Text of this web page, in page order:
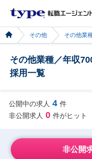
その他 その他業
その他業種／年収
採用一覧
公開中の求人 4 件
非公開求人 0 件がヒット
非公開